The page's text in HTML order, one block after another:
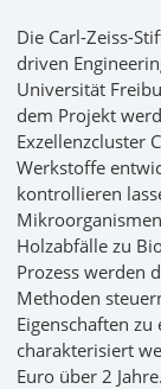
Die Carl-Zeiss-
driven
Universität
dem Projekt
Exzellenzcluster
Werkstoffe
kontrollieren
Holzabfälle zu
Prozess werden
Methoden
Eigenschaften
charakterisiert
Euro über 2